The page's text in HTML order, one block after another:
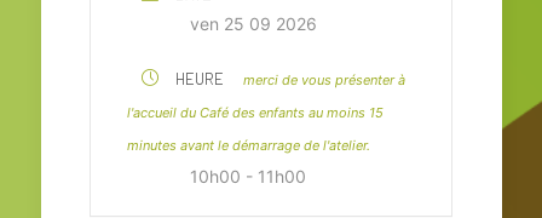
ven 25 09 2026
HEURE
merci de vous présenter à
l'accueil du Café des enfants au moins 15
minutes avant le démarrage de l'atelier.
10h00 - 11h00